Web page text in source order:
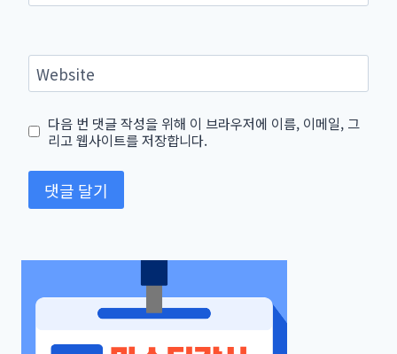
Website
다음 번 댓글 작성을 위해 이 브라우저에 이름, 이메일, 그
리고 웹사이트를 저장합니다.